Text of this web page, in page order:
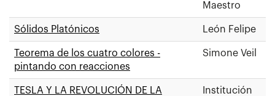
Maestro
Sólidos Platónicos León Felipe
Teorema de los cuatro colores -
pintando con reacciones
Simone Veil
TESLA Y LA REVOLUCIÓN DE LA
Institución